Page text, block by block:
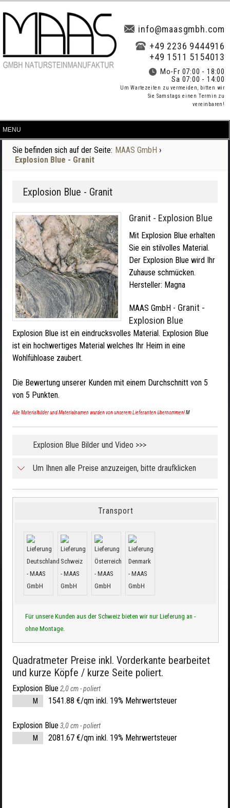
info@maasgmbh.com
+49 2236 9444916
+49 1511 5154013
Mo-Fr 07:00 - 18:00
Sa 07:00 - 14:00
Um Wartezeiten zu vermeiden, bitten wir
Sie Samstags einen Termin zu
vereinbaren!
Sie befinden sich auf der Seite: MAAS GmbH ›
Explosion Blue - Granit
Explosion Blue - Granit
Granit - Explosion Blue
Mit Explosion Blue erhalten
Sie ein stilvolles Material.
Der Explosion Blue wird Ihr
Zuhause schmücken.
Hersteller: Magna
MAAS GmbH - Granit -
Explosion Blue
Explosion Blue ist ein eindrucksvolles Material. Explosion Blue
ist ein hochwertiges Material welches Ihr Heim in eine
Wohlfühloase zaubert.
Die Bewertung unserer Kunden mit einem Durchschnitt von 5
von 5 Punkten.
Alle Materialbilder und Materialnamen wurden von unserem Lieferanten übernommen!M
Explosion Blue Bilder und Video >>>
Um Ihnen alle Preise anzuzeigen, bitte draufklicken
Transport
Für unsere Kunden aus der Schweiz bieten wir nur Lieferung an -
ohne Montage.
Quadratmeter Preise inkl. Vorderkante bearbeitet
und kurze Köpfe / kurze Seite poliert.
Explosion Blue 2,0 cm -poliert
M
1541.88 €/qm inkl. 19% Mehrwertsteuer
Explosion Blue 3,0 cm -poliert
M
2081.67 €/qm inkl. 19% Mehrwertsteuer